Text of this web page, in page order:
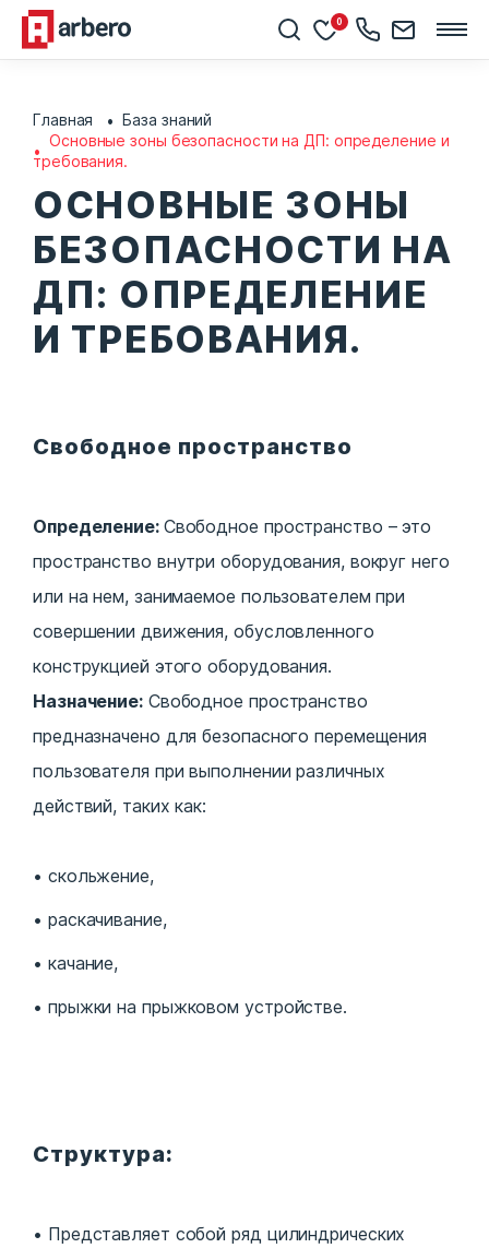
0
Главная
База знаний
Основные зоны безопасности на ДП: определение и
требования.
ОСНОВНЫЕ ЗОНЫ
БЕЗОПАСНОСТИ НА
ДП: ОПРЕДЕЛЕНИЕ
И ТРЕБОВАНИЯ.
Свободное пространство
Определение: Свободное пространство – это
пространство внутри оборудования, вокруг него
или на нем, занимаемое пользователем при
совершении движения, обусловленного
конструкцией этого оборудования.
Назначение:Свободное пространство
предназначено для безопасного перемещения
пользователя при выполнении различных
действий, таких как:
скольжение,
раскачивание,
качание,
прыжки на прыжковом устройстве.
Структура:
Представляет собой ряд цилиндрических